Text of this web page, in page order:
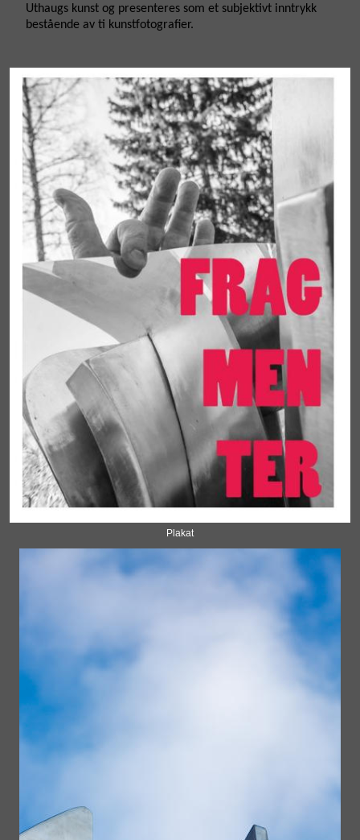
Uthaugs kunst og presenteres som et subjektivt inntrykk
bestående av ti kunstfotografier.
Plakat